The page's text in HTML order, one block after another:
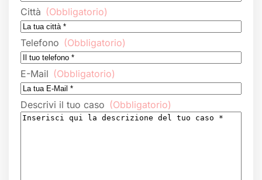
Città (Obbligatorio)
Telefono (Obbligatorio)
E-Mail (Obbligatorio)
Descrivi il tuo caso (Obbligatorio)